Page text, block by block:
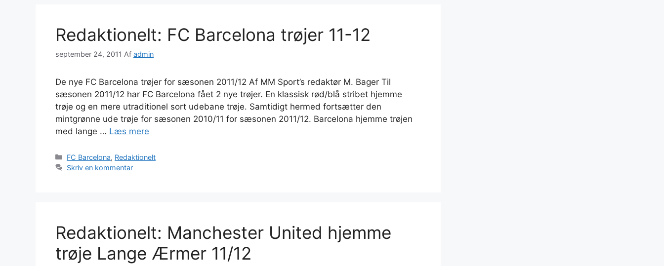
Redaktionelt: FC Barcelona trøjer 11-12
september 24, 2011 Af admin
De nye FC Barcelona trøjer for sæsonen 2011/12 Af MM Sport’s redaktør M. Bager Til
sæsonen 2011/12 har FC Barcelona fået 2 nye trøjer. En klassisk rød/blå stribet hjemme
trøje og en mere utraditionel sort udebane trøje. Samtidigt hermed fortsætter den
mintgrønne ude trøje for sæsonen 2010/11 for sæsonen 2011/12. Barcelona hjemme trøjen
med lange … Læs mere
Kategorier
FC Barcelona, Redaktionelt
Skriv en kommentar
Redaktionelt: Manchester United hjemme
trøje Lange Ærmer 11/12